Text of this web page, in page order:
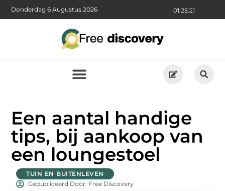
01:25:21
Donderdag 6 Augustus 2026
Een aantal handige
tips, bij aankoop van
een loungestoel
TUIN EN BUITENLEVEN
Gepubliceerd Door: Free Discovery